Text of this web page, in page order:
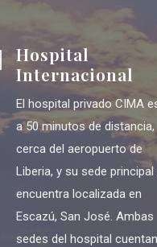
Hospital
Internacional
El hospital privado CIMA
a 50 minutos de distancia,
cerca del aeropuerto de
Liberia, y su sede
encuentra localizada en
Escazú, San José. Ambas
sedes del hospital cuentan